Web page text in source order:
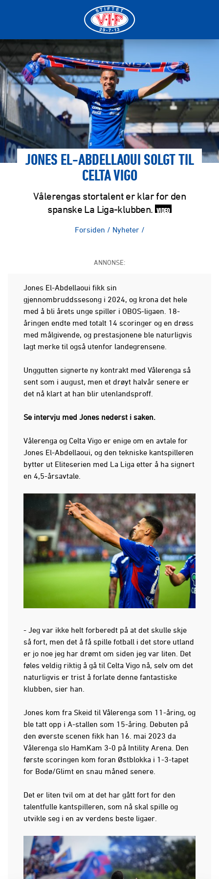
JONES EL-ABDELLAOUI SOLGT TIL
CELTA VIGO
Vålerengas stortalent er klar for den
spanske La Liga-klubben. VIDEO
Forsiden / Nyheter /
ANNONSE:
Jones El-Abdellaoui fikk sin
gjennombruddssesong i 2024, og krona det hele
med å bli årets unge spiller i OBOS-ligaen. 18-
åringen endte med totalt 14 scoringer og en drøss
med målgivende, og prestasjonene ble naturligvis
lagt merke til også utenfor landegrensene.
Unggutten signerte ny kontrakt med Vålerenga så
sent som i august, men et drøyt halvår senere er
det nå klart at han blir utenlandsproff.
Se intervju med Jones nederst i saken.
Vålerenga og Celta Vigo er enige om en avtale for
Jones El-Abdellaoui, og den tekniske kantspilleren
bytter ut Eliteserien med La Liga etter å ha signert
en 4,5-årsavtale.
- Jeg var ikke helt forberedt på at det skulle skje
så fort, men det å få spille fotball i det store utland
er jo noe jeg har drømt om siden jeg var liten. Det
føles veldig riktig å gå til Celta Vigo nå, selv om det
naturligvis er trist å forlate denne fantastiske
klubben, sier han.
Jones kom fra Skeid til Vålerenga som 11-åring, og
ble tatt opp i A-stallen som 15-åring. Debuten på
den øverste scenen fikk han 16. mai 2023 da
Vålerenga slo HamKam 3-0 på Intility Arena. Den
første scoringen kom foran Østblokka i 1-3-tapet
for Bodø/Glimt en snau måned senere.
Det er liten tvil om at det har gått fort for den
talentfulle kantspilleren, som nå skal spille og
utvikle seg i en av verdens beste ligaer.